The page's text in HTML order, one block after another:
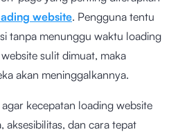
website. Pengguna tentu
tanpa menunggu waktu loading
sulit dimuat, maka
akan meninggalkannya.
kecepatan loading website
dan cara tepat